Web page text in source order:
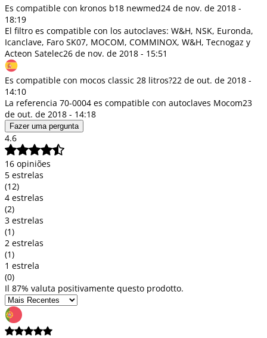
Es compatible con kronos b18 newmed24 de nov. de 2018 -
18:19
El filtro es compatible con los autoclaves: W&H, NSK, Euronda,
Icanclave, Faro SK07, MOCOM, COMMINOX, W&H, Tecnogaz y
Acteon Satelec26 de nov. de 2018 - 15:51
Es compatible con mocos classic 28 litros?22 de out. de 2018 -
14:10
La referencia 70-0004 es compatible con autoclaves Mocom23
de out. de 2018 - 14:18
Fazer uma pergunta
4.6
16 opiniões
5 estrelas
(12)
4 estrelas
(2)
3 estrelas
(1)
2 estrelas
(1)
1 estrela
(0)
Il 87% valuta positivamente questo prodotto.